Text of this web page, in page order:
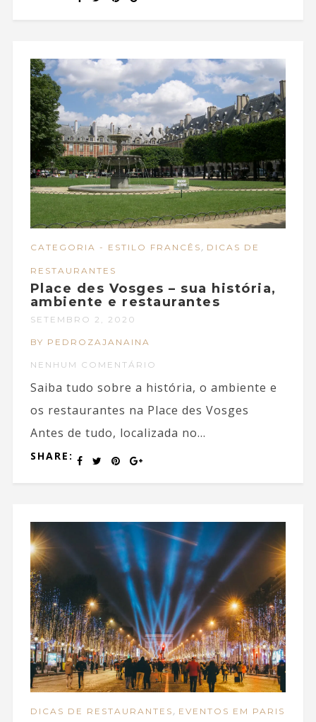
CATEGORIA - ESTILO FRANCÊS , DICAS DE
RESTAURANTES
Place des Vosges – sua história,
ambiente e restaurantes
SETEMBRO 2, 2020
BY PEDROZAJANAINA
NENHUM COMENTÁRIO
Saiba tudo sobre a história, o ambiente e
os restaurantes na Place des Vosges
Antes de tudo, localizada no...
SHARE:
DICAS DE RESTAURANTES , EVENTOS EM PARIS